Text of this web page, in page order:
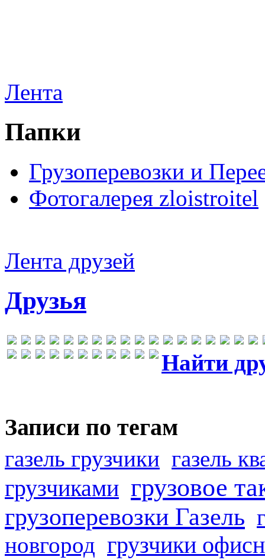
Лента
Папки
Грузоперевозки и
Фотогалерея zloistroitel
Лента друзей
Друзья
Найти
Записи по тегам
газель грузчики газель
грузчиками грузовое
грузоперевозки Газель
новгород грузчики